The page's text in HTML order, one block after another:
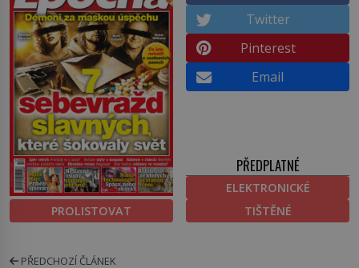
PROLISTOVAT
Twitter
Pinterest
Email
PŘEDPLATNÉ
ELEKTRONICKÉ
TIŠTĚNÉ
PŘEDCHOZÍ ČLÁNEK